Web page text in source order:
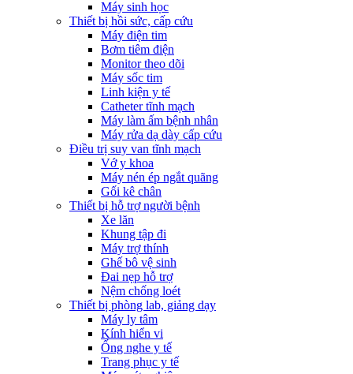
Máy sinh học
Thiết bị hồi sức, cấp cứu
Máy điện tim
Bơm tiêm điện
Monitor theo dõi
Máy sốc tim
Linh kiện y tế
Catheter tĩnh mạch
Máy làm ấm bệnh nhân
Máy rửa dạ dày cấp cứu
Điều trị suy van tĩnh mạch
Vớ y khoa
Máy nén ép ngắt quãng
Gối kê chân
Thiết bị hỗ trợ người bệnh
Xe lăn
Khung tập đi
Máy trợ thính
Ghế bô vệ sinh
Đai nẹp hỗ trợ
Nệm chống loét
Thiết bị phòng lab, giảng dạy
Máy ly tâm
Kính hiển vi
Ống nghe y tế
Trang phục y tế